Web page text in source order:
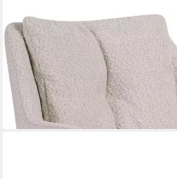
SIT
Armlehnstuhl, mit 360° Drehfunktion
161,00 € UVP 382,00 €
-58%
lieferbar - in 6-8 Werktagen bei dir